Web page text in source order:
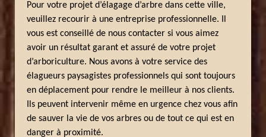
Pour votre projet d’élagage d’arbre dans cette ville,
veuillez recourir à une entreprise professionnelle. Il
vous est conseillé de nous contacter si vous aimez
avoir un résultat garant et assuré de votre projet
d’arboriculture. Nous avons à votre service des
élagueurs paysagistes professionnels qui sont toujours
en déplacement pour rendre le meilleur à nos clients.
Ils peuvent intervenir même en urgence chez vous afin
de sauver la vie de vos arbres ou de tout ce qui est en
danger à proximité.